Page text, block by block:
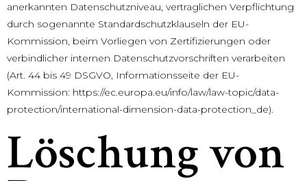
anerkannten Datenschutzniveau, vertraglichen Verpflichtung
durch sogenannte Standardschutzklauseln der EU-
Kommission, beim Vorliegen von Zertifizierungen oder
verbindlicher internen Datenschutzvorschriften verarbeiten
(Art. 44 bis 49 DSGVO, Informationsseite der EU-
Kommission: https://ec.europa.eu/info/law/law-topic/data-
protection/international-dimension-data-protection_de).
Löschung von